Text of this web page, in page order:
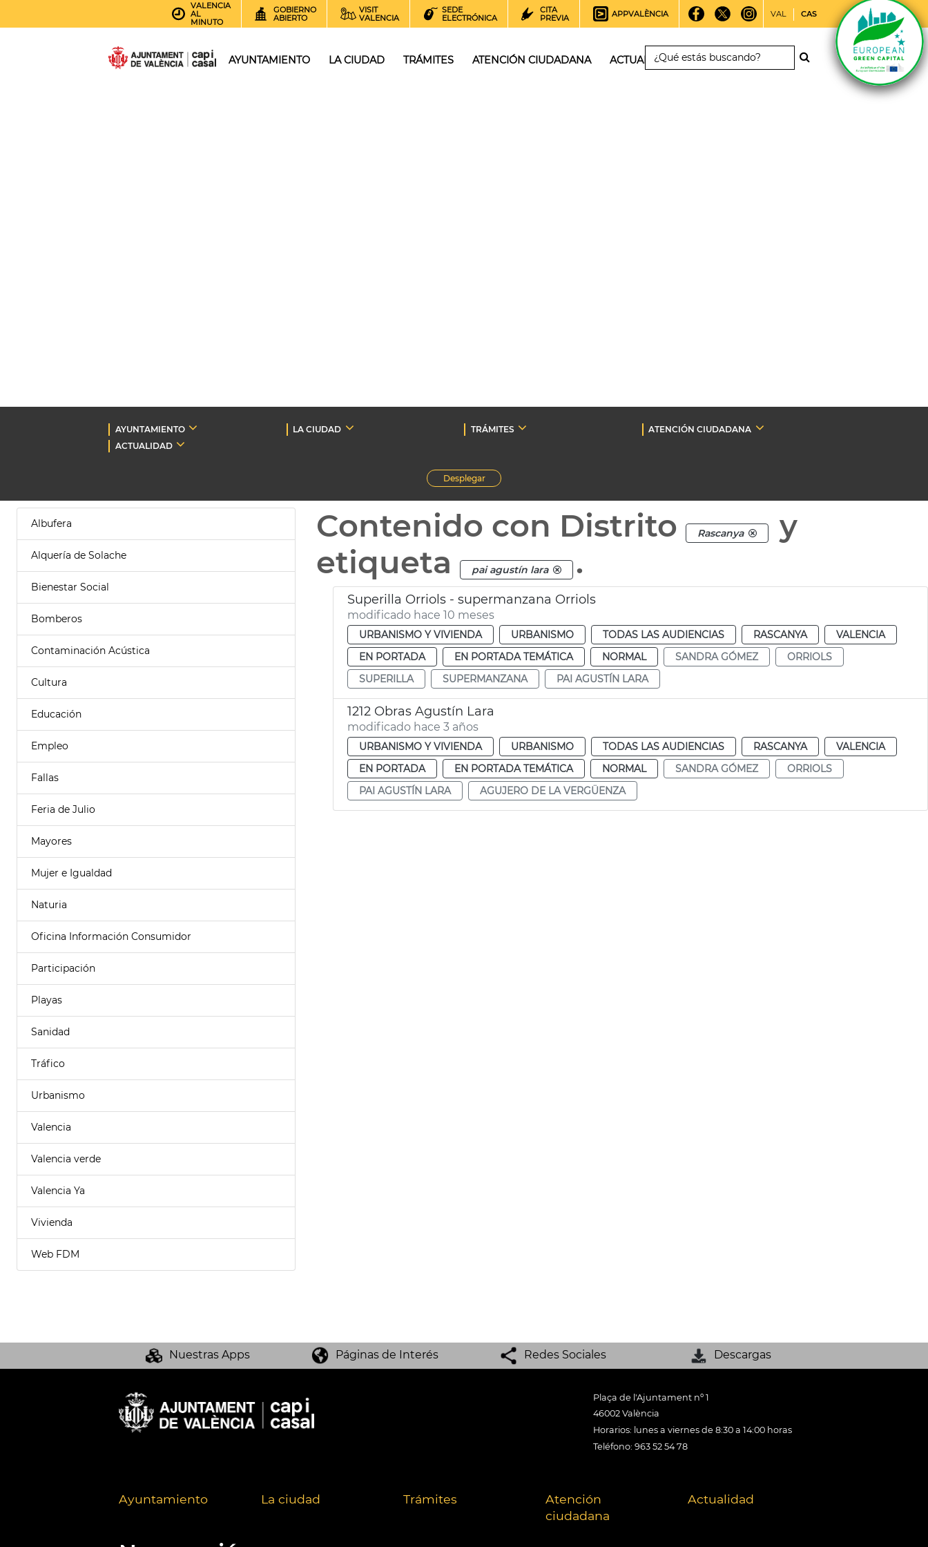
VALENCIA
AL
MINUTO
GOBIERNO
ABIERTO
VISIT
VALENCIA
SEDE
ELECTRÓNICA
CITA
PREVIA
APPVALÈNCIA VAL CAS
AYUNTAMIENTO LA CIUDAD TRÁMITES ATENCIÓN CIUDADANA ACTUALIDAD
AYUNTAMIENTO LA CIUDAD TRÁMITES
ATENCIÓN CIUDADANA
ACTUALIDAD
Desplegar
Albufera
Alquería de Solache
Bienestar Social
Bomberos
Contaminación Acústica
Cultura
Educación
Empleo
Fallas
Feria de Julio
Mayores
Mujer e Igualdad
Naturia
Oficina Información Consumidor
Participación
Playas
Sanidad
Tráfico
Urbanismo
Valencia
Valencia verde
Valencia Ya
Vivienda
Web FDM
Contenido con Distrito Rascanya
y
etiqueta
pai agustín lara .
Superilla Orriols - supermanzana Orriols
modificado hace 10 meses
URBANISMO Y VIVIENDA URBANISMO TODAS LAS AUDIENCIAS RASCANYA
VALENCIA
EN PORTADA
EN PORTADA TEMÁTICA NORMAL SANDRA GÓMEZ
ORRIOLS
SUPERILLA
SUPERMANZANA PAI AGUSTÍN LARA
1212 Obras Agustín Lara
modificado hace 3 años
URBANISMO Y VIVIENDA URBANISMO TODAS LAS AUDIENCIAS RASCANYA
VALENCIA
EN PORTADA
EN PORTADA TEMÁTICA NORMAL SANDRA GÓMEZ
ORRIOLS
PAI AGUSTÍN LARA
AGUJERO DE LA VERGÜENZA
Nuestras Apps Páginas de Interés Redes Sociales Descargas
Plaça de l'Ajuntament nº 1
46002 València
Horarios: lunes a viernes de 8:30 a 14:00 horas
Teléfono: 963 52 54 78
Ayuntamiento La ciudad Trámites
Atención
ciudadana
Actualidad